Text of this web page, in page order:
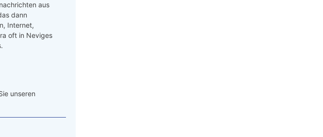
aus
dann
Internet,
oft in Neviges
unseren